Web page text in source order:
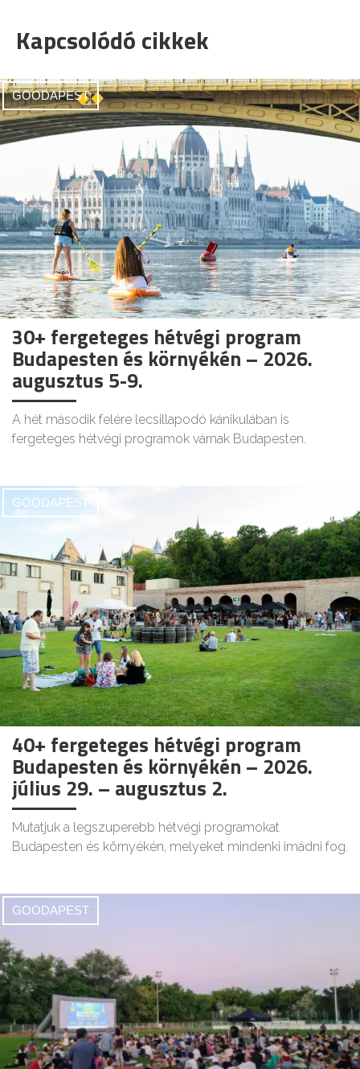
Kapcsolódó cikkek
GOODAPEST
30+ fergeteges hétvégi program
Budapesten és környékén – 2026.
augusztus 5-9.
A hét második felére lecsillapodó kánikulában is
fergeteges hétvégi programok várnak Budapesten.
GOODAPEST
40+ fergeteges hétvégi program
Budapesten és környékén – 2026.
július 29. – augusztus 2.
Mutatjuk a legszuperebb hétvégi programokat
Budapesten és környékén, melyeket mindenki imádni fog.
GOODAPEST